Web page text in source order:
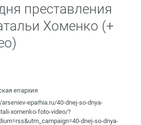
преставления
Хоменко (+
епархия
arseniev-eparhia.ru/40-dnej-so-dnya-
xomenko-foto-video/?
dnej-so-dnya-